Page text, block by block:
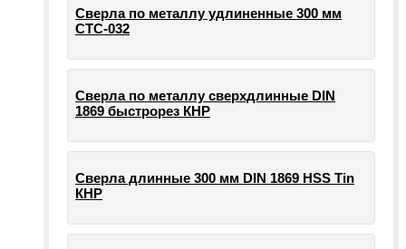
Сверла по металлу удлиненные 300 мм
СТС-032
Сверла по металлу сверхдлинные DIN
1869 быстрорез КНР
Сверла длинные 300 мм DIN 1869 HSS Tin
КНР